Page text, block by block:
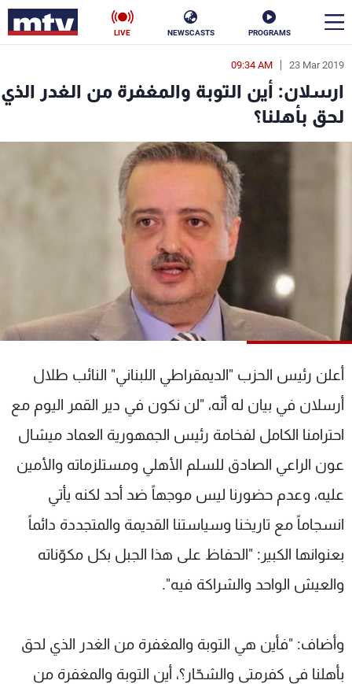
PROGRAMS
NEWSCASTS
LIVE
23 Mar 2019
09:34 AM
ارسلان: أين التوبة والمغفرة من الغدر الذي
لحق بأهلنا؟
أعلن رئيس الحزب "الديمقراطي اللبناني" النائب طلال
أرسلان في بيان له أنّه، "لن نكون في دير القمر اليوم مع
احترامنا الكامل لفخامة رئيس الجمهورية العماد ميشال
عون الراعي الصادق للسلم الأهلي ومستلزماته والأمين
عليه، وعدم حضورنا ليس موجهاً ضد أحد لكنه يأتي
انسجاماً مع تاريخنا وسياستنا القديمة والمتجددة دائماً
بعنوانها الكبير: "الحفاظ على هذا الجبل بكل مكوّناته
والعيش الواحد والشراكة فيه".
وأضاف: "فأين هي التوبة والمغفرة من الغدر الذي لحق
بأهلنا في كفرمتى والشحّار؟، أين التوبة والمغفرة من
en
الأخبار
سياسة ناس
رياضة
البرامج
جدول البرامج
شاهد البرامج
الترددات
عن MTV
لاعلاناتكم
وظائف
تواصل معنا
شروط الإسـتخدام
سياسة الخصوصية